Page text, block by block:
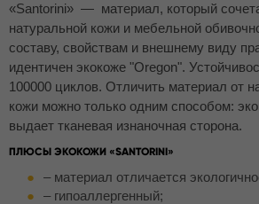
«Santorini» — материал, который
натуральной кожи и мебельной
составу, свойствам и внешнему виду
идентичен экокоже "Oregon".
100000 циклов. Отличить материал от
кожи можно только одним способом:
выдает тканевая изнаночная сторона.
ПЛЮСЫ ЭКОКОЖИ «SANTORINI»
– материал отличается
– гипоаллергенный;